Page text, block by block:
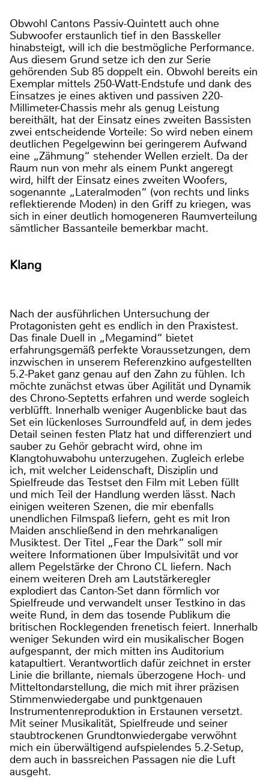
Obwohl Cantons Passiv-Quintett auch ohne
Subwoofer erstaunlich tief in den Basskeller
hinabsteigt, will ich die bestmögliche Performance.
Aus diesem Grund setze ich den zur Serie
gehörenden Sub 85 doppelt ein. Obwohl bereits ein
Exemplar mittels 250-Watt-Endstufe und dank des
Einsatzes je eines aktiven und passiven 220-
Millimeter-Chassis mehr als genug Leistung
bereithält, hat der Einsatz eines zweiten Bassisten
zwei entscheidende Vorteile: So wird neben einem
deutlichen Pegelgewinn bei geringerem Aufwand
eine „Zähmung“ stehender Wellen erzielt. Da der
Raum nun von mehr als einem Punkt angeregt
wird, hilft der Einsatz eines zweiten Woofers,
sogenannte „Lateralmoden“ (von rechts und links
reflektierende Moden) in den Griff zu kriegen, was
sich in einer deutlich homogeneren Raumverteilung
sämtlicher Bassanteile bemerkbar macht.
Klang
Nach der ausführlichen Untersuchung der
Protagonisten geht es endlich in den Praxistest.
Das finale Duell in „Megamind“ bietet
erfahrungsgemäß perfekte Voraussetzungen, dem
inzwischen in unserem Referenzkino aufgestellten
5.2-Paket ganz genau auf den Zahn zu fühlen. Ich
möchte zunächst etwas über Agilität und Dynamik
des Chrono-Septetts erfahren und werde sogleich
verblüfft. Innerhalb weniger Augenblicke baut das
Set ein lückenloses Surroundfeld auf, in dem jedes
Detail seinen festen Platz hat und differenziert und
sauber zu Gehör gebracht wird, ohne im
Klangtohuwabohu unterzugehen. Zugleich erlebe
ich, mit welcher Leidenschaft, Disziplin und
Spielfreude das Testset den Film mit Leben füllt
und mich Teil der Handlung werden lässt. Nach
einigen weiteren Szenen, die mir ebenfalls
unendlichen Filmspaß liefern, geht es mit Iron
Maiden anschließend in den mehrkanaligen
Musiktest. Der Titel „Fear the Dark“ soll mir
weitere Informationen über Impulsivität und vor
allem Pegelstärke der Chrono CL liefern. Nach
einem weiteren Dreh am Lautstärkeregler
explodiert das Canton-Set dann förmlich vor
Spielfreude und verwandelt unser Testkino in das
weite Rund, in dem das tosende Publikum die
britischen Rocklegenden frenetisch feiert. Innerhalb
weniger Sekunden wird ein musikalischer Bogen
aufgespannt, der mich mitten ins Auditorium
katapultiert. Verantwortlich dafür zeichnet in erster
Linie die brillante, niemals überzogene Hoch- und
Mitteltondarstellung, die mich mit ihrer präzisen
Stimmenwiedergabe und punktgenauen
Instrumentenreproduktion in Erstaunen versetzt.
Mit seiner Musikalität, Spielfreude und seiner
staubtrockenen Grundtonwiedergabe verwöhnt
mich ein überwältigend aufspielendes 5.2-Setup,
dem auch in bassreichen Passagen nie die Luft
ausgeht.